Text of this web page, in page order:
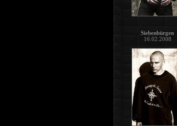
Siebenbürgen
16.02.2008